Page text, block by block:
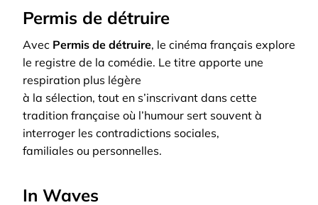
Permis de détruire
Avec Permis de détruire, le cinéma français explore
le registre de la comédie. Le titre apporte une
respiration plus légère
à la sélection, tout en s’inscrivant dans cette
tradition française où l’humour sert souvent à
interroger les contradictions sociales,
familiales ou personnelles.
In Waves